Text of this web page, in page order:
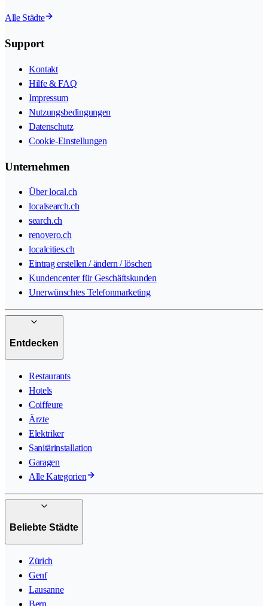
Alle Städte
Support
Kontakt
Hilfe & FAQ
Impressum
Nutzungsbedingungen
Datenschutz
Cookie-Einstellungen
Unternehmen
Über local.ch
localsearch.ch
search.ch
renovero.ch
localcities.ch
Eintrag erstellen / ändern / löschen
Kundencenter für Geschäftskunden
Unerwünschtes Telefonmarketing
Entdecken
Restaurants
Hotels
Coiffeure
Ärzte
Elektriker
Sanitärinstallation
Garagen
Alle Kategorien
Beliebte Städte
Zürich
Genf
Lausanne
Bern